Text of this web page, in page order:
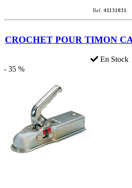
Ref. 41131031
CROCHET POUR TIMON
En Stock
- 35 %